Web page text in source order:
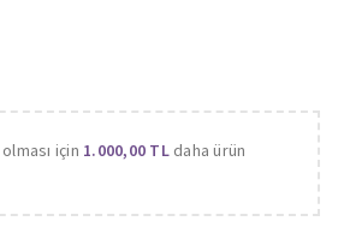
için 1.000,00 TLdaha ürün